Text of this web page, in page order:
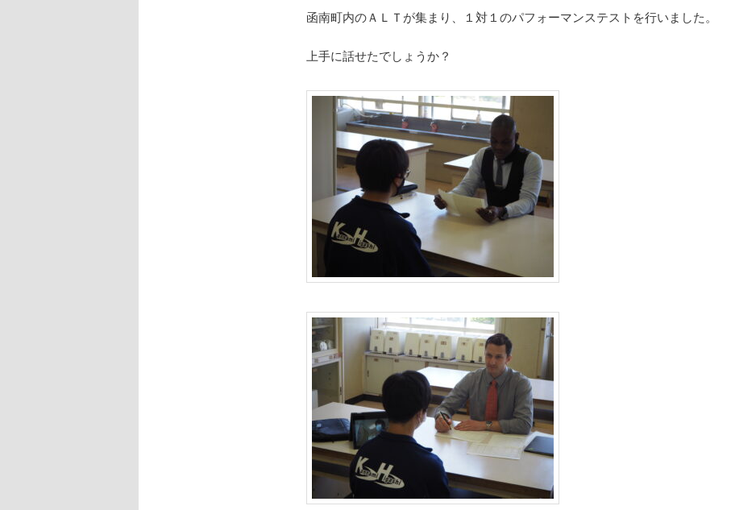
函南町内のＡＬＴが集まり、１対１のパフォーマンステストを行いました。
上手に話せたでしょうか？